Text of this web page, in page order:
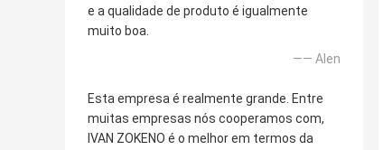
e a qualidade de produto é igualmente
muito boa.
—— Alen
Esta empresa é realmente grande. Entre
muitas empresas nós cooperamos com,
IVAN ZOKENO é o melhor em termos da